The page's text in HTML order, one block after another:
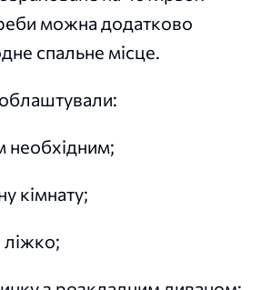
можна додатково
спальне місце.
необхідним;
кімнату;